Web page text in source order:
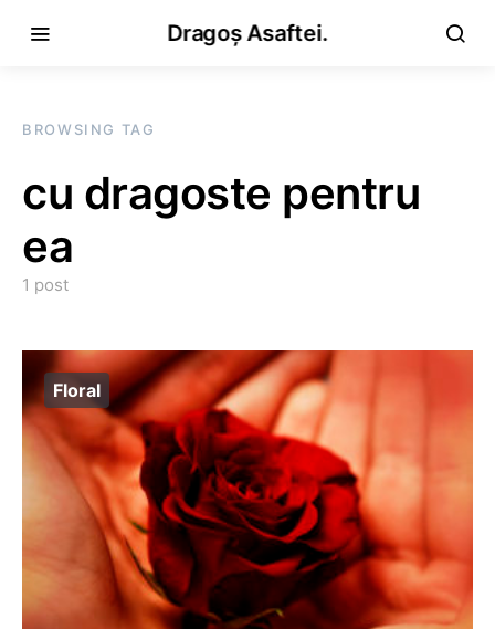
Dragoș Asaftei.
BROWSING TAG
cu dragoste pentru
ea
1 post
Floral